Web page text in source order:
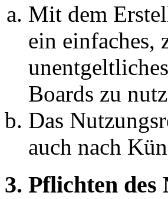
Mit dem
ein einfaches,
Boards zu
Das
auch nach
3. Pflichten des